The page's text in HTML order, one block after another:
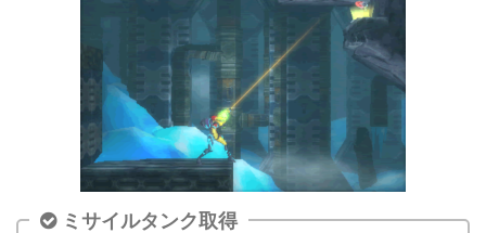
ミサイルタンク取得